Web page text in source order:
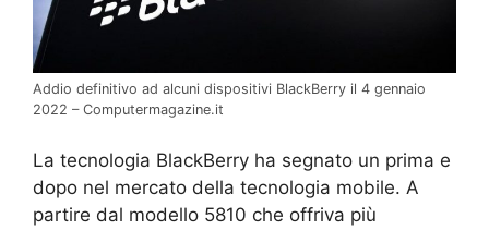
Addio definitivo ad alcuni dispositivi BlackBerry il 4 gennaio
2022 – Computermagazine.it
La tecnologia BlackBerry ha segnato un prima e
dopo nel mercato della tecnologia mobile. A
partire dal modello 5810 che offriva più